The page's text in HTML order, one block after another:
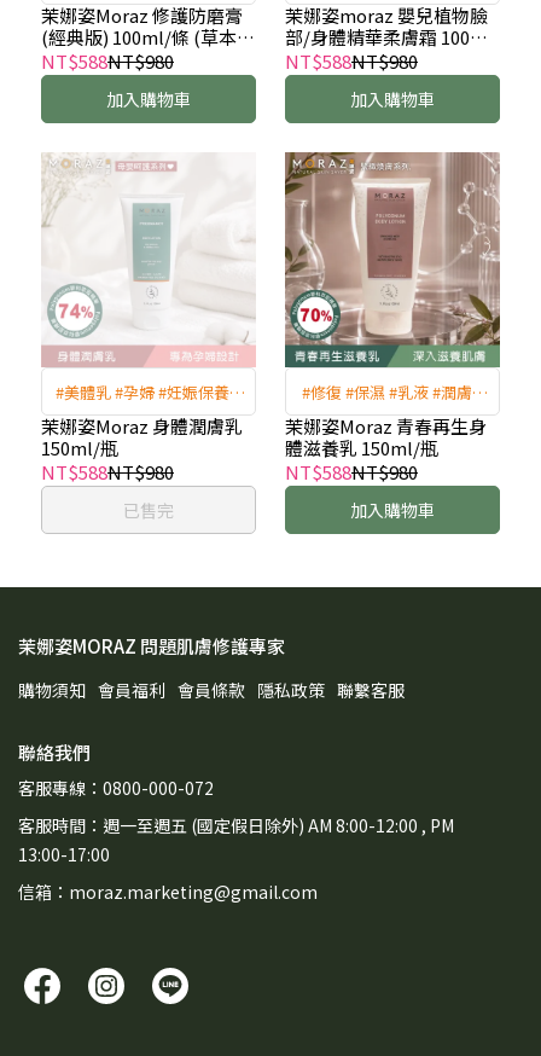
拉松 #燒檔 #防摩膏 #摩擦膏
茉娜姿Moraz 修護防磨膏
(經典版) 100ml/條 (草本舒
緩修護乳)
NT$588NT$980
加入購物車
保濕 #新生兒適用
茉娜姿moraz 嬰兒植物臉
部/身體精華柔膚霜 100ml/
瓶
NT$588NT$980
加入購物車
#美體乳 #孕婦 #妊娠保養 #
有機撫紋 #緊緻
茉娜姿Moraz 身體潤膚乳
150ml/瓶
NT$588NT$980
已售完
#修復 #保濕 #乳液 #潤膚 #
撫紋 #乳液 #乾燥肌 #身體乳
茉娜姿Moraz 青春再生身
體滋養乳 150ml/瓶
NT$588NT$980
加入購物車
茉娜姿MORAZ 問題肌膚修護專家
購物須知 會員福利 會員條款 隱私政策 聯繫客服
聯絡我們
客服專線：0800-000-072
客服時間：週一至週五 (國定假日除外) AM 8:00-12:00 , PM
13:00-17:00
信箱：moraz.marketing@gmail.com